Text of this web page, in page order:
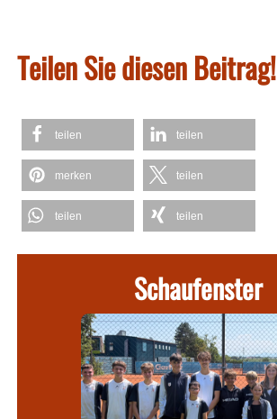
Teilen Sie diesen Beitrag!
teilen teilen
merken teilen
teilen teilen
Schaufenster